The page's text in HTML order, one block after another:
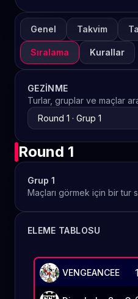
Genel Takvim
Sıralama Kurallar
GEZINME
Turlar, gruplar ve maçlar
Round 1
Grup 1
Maçları görmek için bir tur
ELEME TABLOSU
VENGEANCEE 1